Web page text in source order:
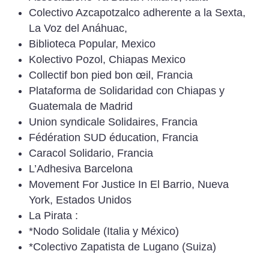
Colectivo Azcapotzalco adherente a la Sexta,
La Voz del Anáhuac,
Biblioteca Popular, Mexico
Kolectivo Pozol, Chiapas Mexico
Collectif bon pied bon œil, Francia
Plataforma de Solidaridad con Chiapas y
Guatemala de Madrid
Union syndicale Solidaires, Francia
Fédération SUD éducation, Francia
Caracol Solidario, Francia
L’Adhesiva Barcelona
Movement For Justice In El Barrio, Nueva
York, Estados Unidos
La Pirata :
*Nodo Solidale (Italia y México)
*Colectivo Zapatista de Lugano (Suiza)